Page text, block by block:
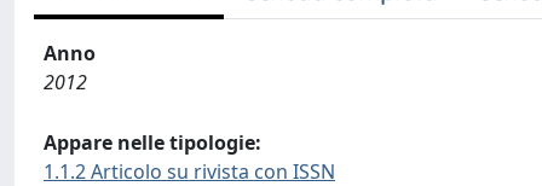
Anno
2012
Appare nelle tipologie:
1.1.2 Articolo su rivista con ISSN